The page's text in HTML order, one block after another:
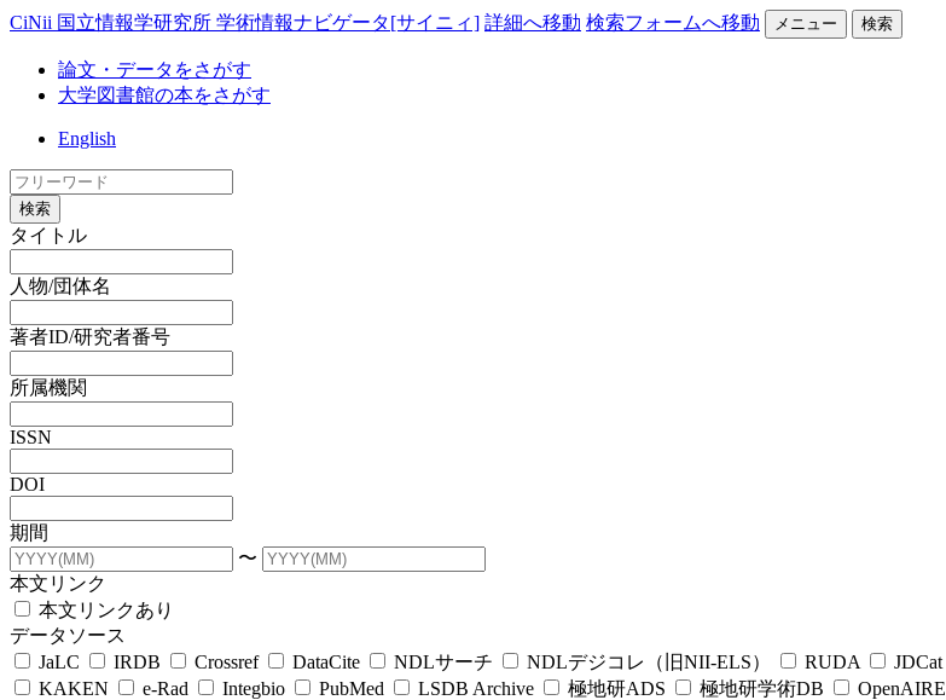
CiNii 国立情報学研究所 学術情報ナビゲータ[サイニィ] 詳細へ移動 検索フォームへ移動 メニュー 検索
論文・データをさがす
大学図書館の本をさがす
English
検索
タイトル
人物/団体名
著者ID/研究者番号
所属機関
ISSN
DOI
期間
〜
本文リンク
本文リンクあり
データソース
JaLC
IRDB Crossref DataCite NDLサーチ NDLデジコレ（旧NII-ELS） RUDA JDCat
KAKEN
e-Rad Integbio PubMed LSDB Archive 極地研ADS 極地研学術DB OpenAIRE